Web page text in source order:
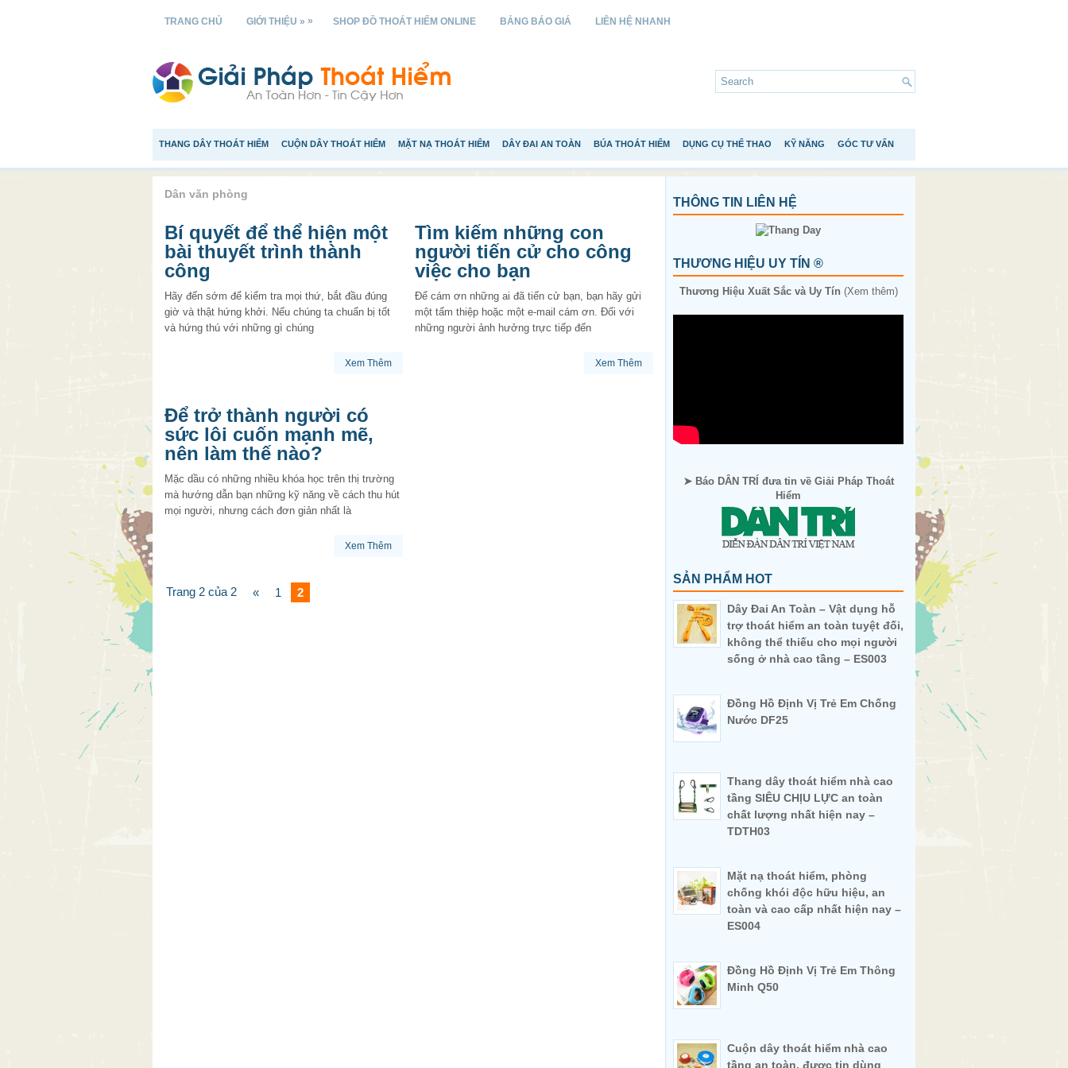
TRANG CHỦ GIỚI THIỆU » » SHOP ĐỒ THOÁT HIỂM ONLINE BẢNG BÁO GIÁ LIÊN HỆ NHANH
THANG DÂY THOÁT HIỂM CUỘN DÂY THOÁT HIỂM MẶT NẠ THOÁT HIỂM DÂY ĐAI AN TOÀN BÚA THOÁT HIỂM DỤNG CỤ THỂ THAO KỸ NĂNG GÓC TƯ VẤN
Dân văn phòng
Bí quyết để thể hiện một
bài thuyết trình thành
công
Hãy đến sớm để kiểm tra mọi thứ, bắt đầu đúng
giờ và thật hứng khởi. Nếu chúng ta chuẩn bị tốt
và hứng thú với những gì chúng
Xem Thêm
Tìm kiếm những con
người tiến cử cho công
việc cho bạn
Để cám ơn những ai đã tiến cử bạn, bạn hãy gửi
một tấm thiệp hoặc một e-mail cám ơn. Đối với
những người ảnh hưởng trực tiếp đến
Xem Thêm
Để trở thành người có
sức lôi cuốn mạnh mẽ,
nên làm thế nào?
Mặc dầu có những nhiều khóa học trên thị trường
mà hướng dẫn bạn những kỹ năng về cách thu hút
mọi người, nhưng cách đơn giản nhất là
Xem Thêm
Trang 2 của 2 « 1 2
THÔNG TIN LIÊN HỆ
THƯƠNG HIỆU UY TÍN ®
Thương Hiệu Xuất Sắc và Uy Tín (Xem thêm)
➤ Báo DÂN TRÍ đưa tin về Giải Pháp Thoát
Hiểm
SẢN PHẨM HOT
Dây Đai An Toàn – Vật dụng hỗ
trợ thoát hiểm an toàn tuyệt đối,
không thể thiếu cho mọi người
sống ở nhà cao tầng – ES003
Đồng Hồ Định Vị Trẻ Em Chống
Nước DF25
Thang dây thoát hiểm nhà cao
tầng SIÊU CHỊU LỰC an toàn
chất lượng nhất hiện nay –
TDTH03
Mặt nạ thoát hiểm, phòng
chống khói độc hữu hiệu, an
toàn và cao cấp nhất hiện nay –
ES004
Đồng Hồ Định Vị Trẻ Em Thông
Minh Q50
Cuộn dây thoát hiểm nhà cao
tầng an toàn, được tin dùng